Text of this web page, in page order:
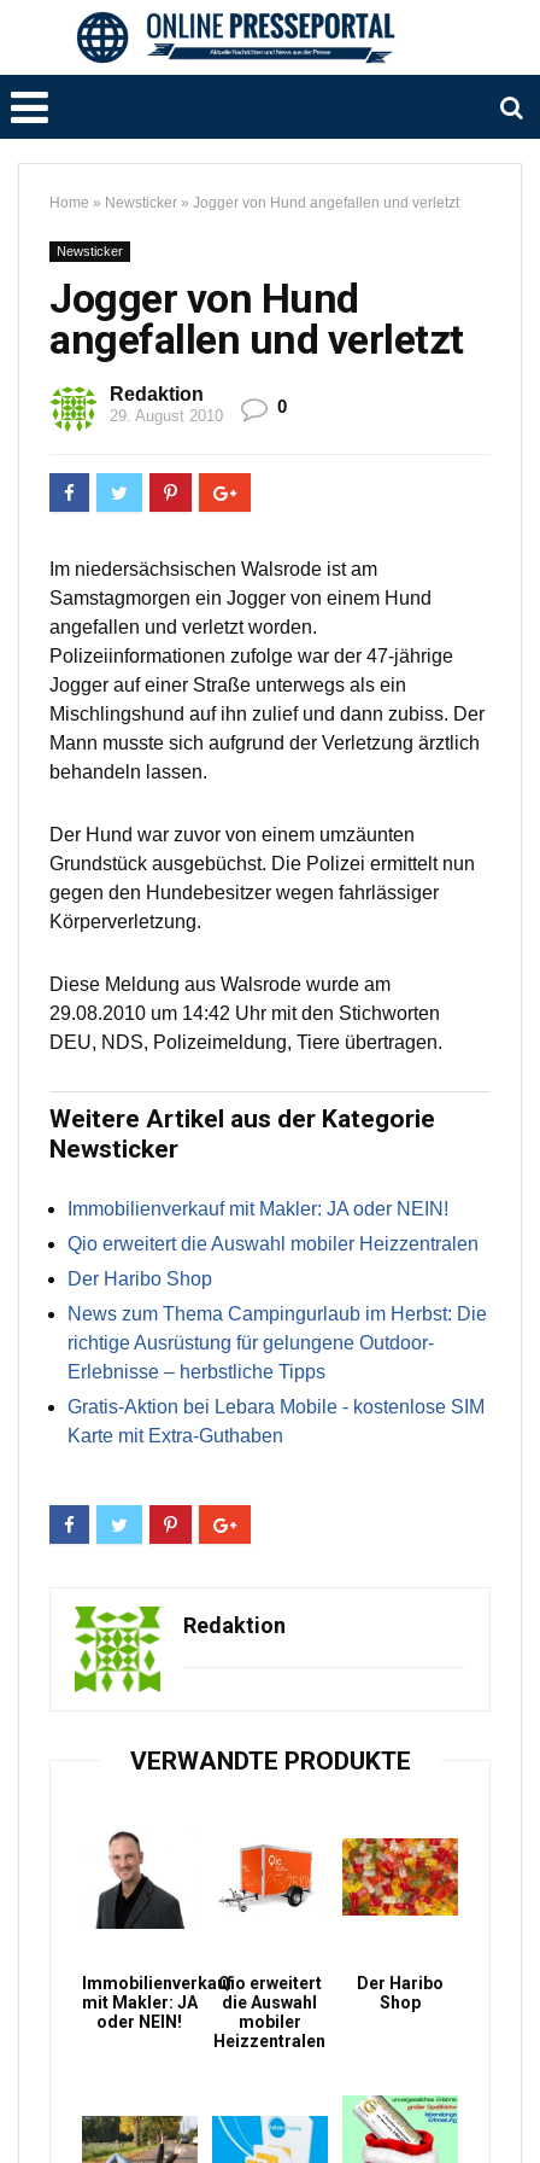
Home » Newsticker » Jogger von Hund angefallen und verletzt
Newsticker
Jogger von Hund
angefallen und verletzt
Redaktion
29. August 2010 0
Im niedersächsischen Walsrode ist am
Samstagmorgen ein Jogger von einem Hund
angefallen und verletzt worden.
Polizeiinformationen zufolge war der 47-jährige
Jogger auf einer Straße unterwegs als ein
Mischlingshund auf ihn zulief und dann zubiss. Der
Mann musste sich aufgrund der Verletzung ärztlich
behandeln lassen.
Der Hund war zuvor von einem umzäunten
Grundstück ausgebüchst. Die Polizei ermittelt nun
gegen den Hundebesitzer wegen fahrlässiger
Körperverletzung.
Diese Meldung aus Walsrode wurde am
29.08.2010 um 14:42 Uhr mit den Stichworten
DEU, NDS, Polizeimeldung, Tiere übertragen.
Weitere Artikel aus der Kategorie
Newsticker
Immobilienverkauf mit Makler: JA oder NEIN!
Qio erweitert die Auswahl mobiler Heizzentralen
Der Haribo Shop
News zum Thema Campingurlaub im Herbst: Die
richtige Ausrüstung für gelungene Outdoor-
Erlebnisse – herbstliche Tipps
Gratis-Aktion bei Lebara Mobile - kostenlose SIM
Karte mit Extra-Guthaben
Redaktion
VERWANDTE PRODUKTE
Immobilienverkauf
mit Makler: JA
oder NEIN!
Qio erweitert
die Auswahl
mobiler
Heizzentralen
Der Haribo
Shop